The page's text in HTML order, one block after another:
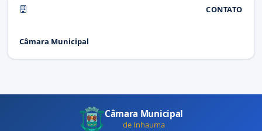
CONTATO
Câmara Municipal
Câmara Municipal
de Inhauma